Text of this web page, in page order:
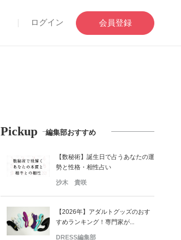
ログイン 会員登録
Pickup 編集部おすすめ
【数秘術】誕生日で占うあなたの運
勢と性格・相性占い
沙木 貴咲
【2026年】アダルトグッズのおす
すめランキング！専門家が...
DRESS編集部